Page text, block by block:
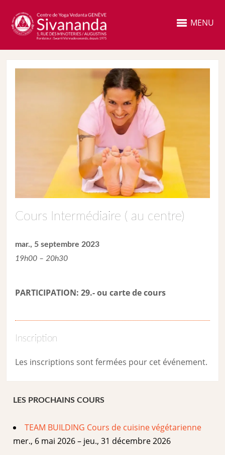
MENU
Cours Intermédiaire ( au centre)
mar., 5 septembre 2023
19h00 – 20h30
PARTICIPATION: 29.- ou carte de cours
Inscription
Les inscriptions sont fermées pour cet événement.
LES PROCHAINS COURS
TEAM BUILDING Cours de cuisine végétarienne
mer., 6 mai 2026 – jeu., 31 décembre 2026